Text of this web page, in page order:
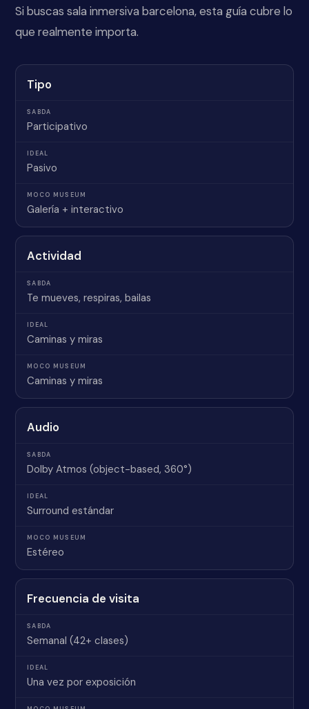
Si buscas sala inmersiva barcelona, esta guía cubre lo
que realmente importa.
Tipo
Participativo
Pasivo
Galería + interactivo
Actividad
Te mueves, respiras, bailas
Caminas y miras
Caminas y miras
Audio
Dolby Atmos (object-based, 360°)
Surround estándar
Estéreo
Frecuencia de visita
Semanal (42+ clases)
Una vez por exposición